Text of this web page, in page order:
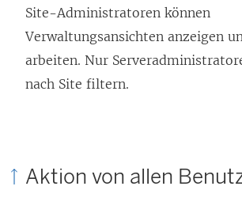
u
e
m
t
Site-Administratoren können
Verwaltungsansichten anzeigen
arbeiten. Nur
nach Site filtern.
Aktion von allen